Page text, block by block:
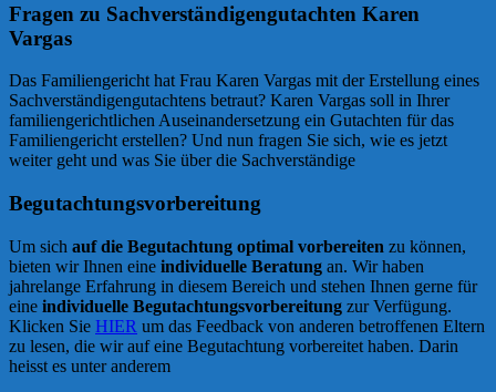
Fragen zu Sachverständigengutachten Karen
Vargas
Das Familiengericht hat Frau Karen Vargas mit der Erstellung eines
Sachverständigengutachtens betraut? Karen Vargas soll in Ihrer
familiengerichtlichen Auseinandersetzung ein Gutachten für das
Familiengericht erstellen? Und nun fragen Sie sich, wie es jetzt
weiter geht und was Sie über die Sachverständige
Begutachtungsvorbereitung
Um sich auf die Begutachtung optimal vorbereiten zu können,
bieten wir Ihnen eine individuelle Beratung an. Wir haben
jahrelange Erfahrung in diesem Bereich und stehen Ihnen gerne für
eine individuelle Begutachtungsvorbereitung zur Verfügung.
Klicken Sie HIER um das Feedback von anderen betroffenen Eltern
zu lesen, die wir auf eine Begutachtung vorbereitet haben. Darin
heisst es unter anderem